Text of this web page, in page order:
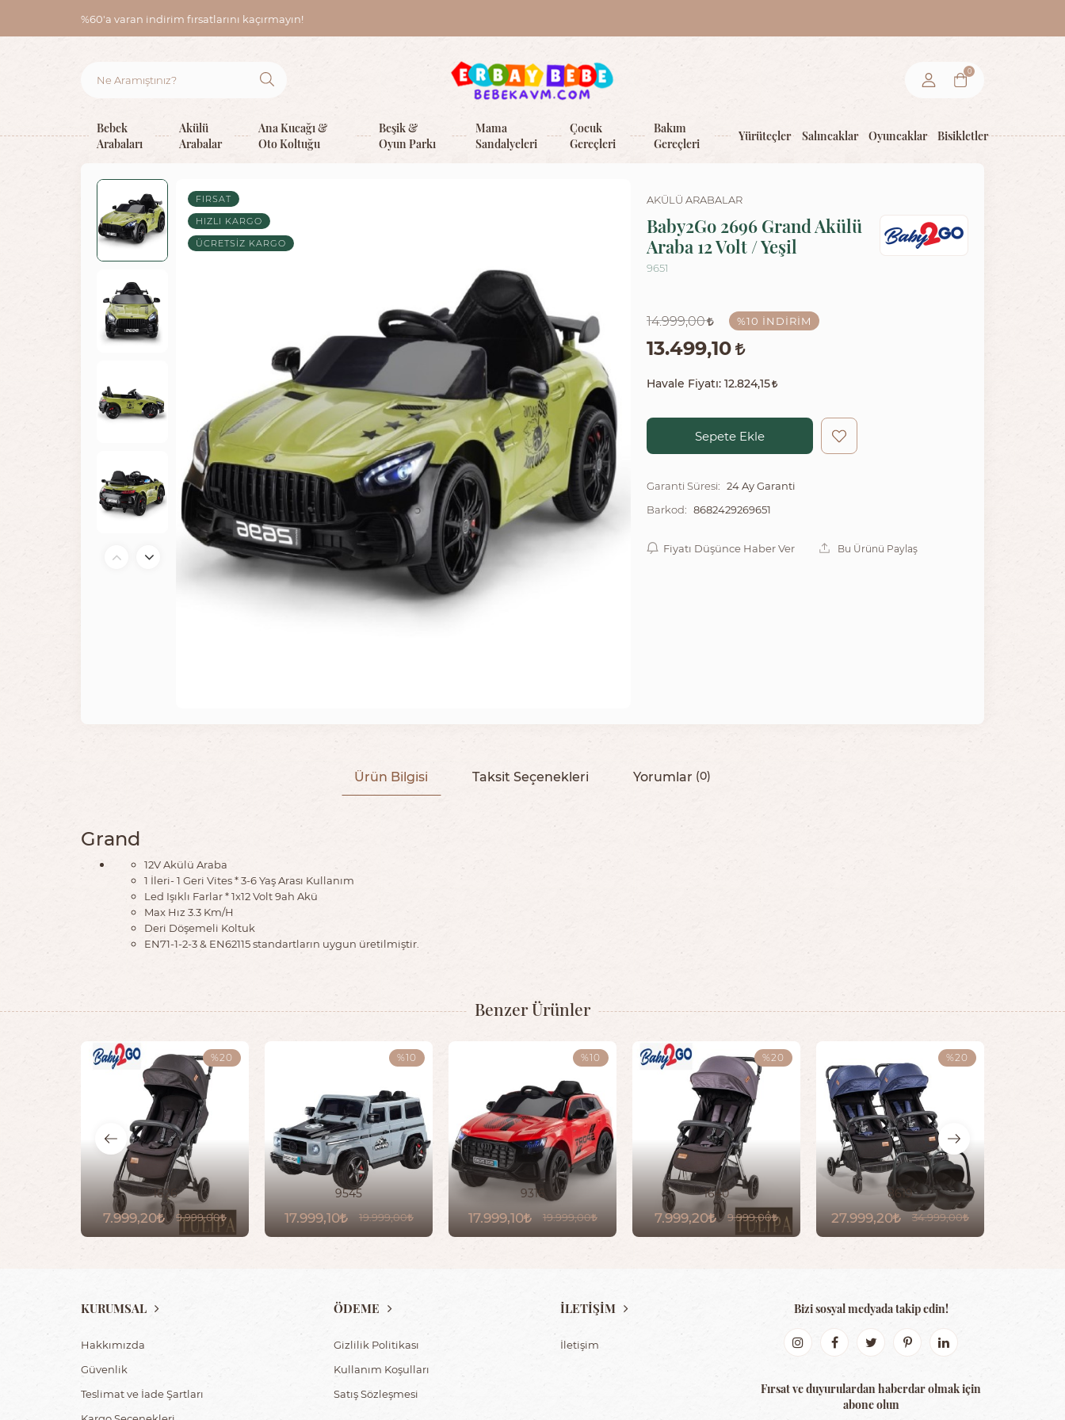
%60'a varan indirim fırsatlarını kaçırmayın!
0
Bebek
Arabaları
Akülü
Arabalar
Ana Kucağı &
Oto Koltuğu
Beşik &
Oyun Parkı
Mama
Sandalyeleri
Çocuk
Gereçleri
Bakım
Gereçleri
Yürüteçler Salıncaklar Oyuncaklar Bisikletler
FIRSAT
HIZLI KARGO
ÜCRETSIZ KARGO
AKÜLÜ ARABALAR
Baby2Go 2696 Grand Akülü
Araba 12 Volt / Yeşil
9651
14.999,00 %10 İNDIRIM
13.499,10
Havale Fiyatı:12.824,15
Sepete Ekle
Garanti Süresi: 24 Ay Garanti
Barkod: 8682429269651
Fiyatı Düşünce Haber Ver Bu Ürünü Paylaş
Ürün Bilgisi Taksit Seçenekleri Yorumlar (0)
Grand
12V Akülü Araba
1 İleri- 1 Geri Vites * 3-6 Yaş Arası Kullanım
Led Işıklı Farlar * 1x12 Volt 9ah Akü
Max Hız 3.3 Km/H
Deri Döşemeli Koltuk
EN71-1-2-3 & EN62115 standartların uygun üretilmiştir.
Benzer Ürünler
1626
7.999,20 9.999,00
%20
9545
17.999,10 19.999,00
%10
9316
17.999,10 19.999,00
%10
1640
7.999,20 9.999,00
%20
8619
27.999,20 34.999,00
%20
KURUMSAL
Hakkımızda
Güvenlik
Teslimat ve İade Şartları
ÖDEME
Gizlilik Politikası
Kullanım Koşulları
Satış Sözleşmesi
İLETİŞİM
İletişim
Bizi sosyal medyada takip edin!
Fırsat ve duyurulardan haberdar olmak için
abone olun